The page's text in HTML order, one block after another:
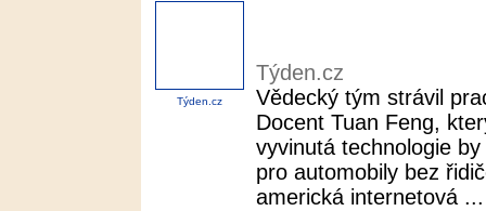
Týden.cz
Týden.cz
Vědecký tým strávil
Docent Tuan Feng,
vyvinutá technologie
pro automobily bez
americká internetová ...